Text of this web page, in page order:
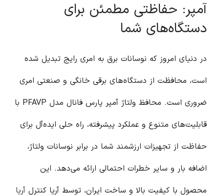
آمپر: حفاظتی مطمئن برای
دستگاه‌های شما
در دنیای امروز که نوسانات برق به امری رایج تبدیل شده
است، محافظت از دستگاه‌های برقی خانگی و صنعتی امری
ضروری است. محافظ ولتاژ آمپر پارس فانال مدل PFAVP با
قابلیت‌های متنوع و عملکرد پیشرفته، راه حلی ایده‌آل برای
حفاظت از تجهیزات ارزشمند شما در برابر نوسانات ولتاژ،
اضافه بار و سایر خطرات احتمالی ارائه می‌دهد. این
محصول با کیفیت بالا و ساخت ایران، توسط آریا کنترل آریا